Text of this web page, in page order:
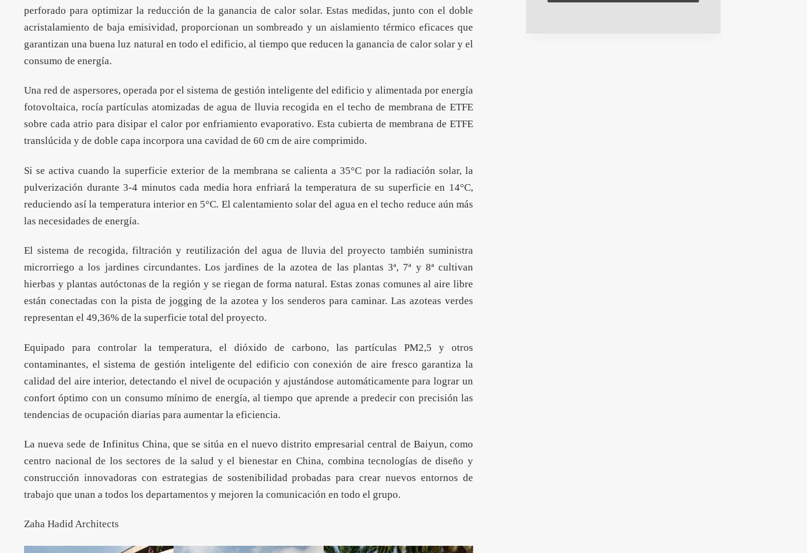
perforado para optimizar la reducción de la ganancia de calor solar. Estas medidas, junto con el doble
acristalamiento de baja emisividad, proporcionan un sombreado y un aislamiento térmico eficaces que
garantizan una buena luz natural en todo el edificio, al tiempo que reducen la ganancia de calor solar y el
consumo de energía.
Una red de aspersores, operada por el sistema de gestión inteligente del edificio y alimentada por energía
fotovoltaica, rocía partículas atomizadas de agua de lluvia recogida en el techo de membrana de ETFE
sobre cada atrio para disipar el calor por enfriamiento evaporativo. Esta cubierta de membrana de ETFE
translúcida y de doble capa incorpora una cavidad de 60 cm de aire comprimido.
Si se activa cuando la superficie exterior de la membrana se calienta a 35°C por la radiación solar, la
pulverización durante 3-4 minutos cada media hora enfriará la temperatura de su superficie en 14°C,
reduciendo así la temperatura interior en 5°C. El calentamiento solar del agua en el techo reduce aún más
las necesidades de energía.
El sistema de recogida, filtración y reutilización del agua de lluvia del proyecto también suministra
microrriego a los jardines circundantes. Los jardines de la azotea de las plantas 3ª, 7ª y 8ª cultivan
hierbas y plantas autóctonas de la región y se riegan de forma natural. Estas zonas comunes al aire libre
están conectadas con la pista de jogging de la azotea y los senderos para caminar. Las azoteas verdes
representan el 49,36% de la superficie total del proyecto.
Equipado para controlar la temperatura, el dióxido de carbono, las partículas PM2,5 y otros
contaminantes, el sistema de gestión inteligente del edificio con conexión de aire fresco garantiza la
calidad del aire interior, detectando el nivel de ocupación y ajustándose automáticamente para lograr un
confort óptimo con un consumo mínimo de energía, al tiempo que aprende a predecir con precisión las
tendencias de ocupación diarias para aumentar la eficiencia.
La nueva sede de Infinitus China, que se sitúa en el nuevo distrito empresarial central de Baiyun, como
centro nacional de los sectores de la salud y el bienestar en China, combina tecnologías de diseño y
construcción innovadoras con estrategias de sostenibilidad probadas para crear nuevos entornos de
trabajo que unan a todos los departamentos y mejoren la comunicación en todo el grupo.
Zaha Hadid Architects